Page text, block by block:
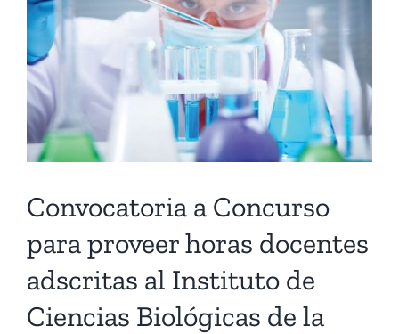
Convocatoria a Concurso
para proveer horas docentes
adscritas al Instituto de
Ciencias Biológicas de la